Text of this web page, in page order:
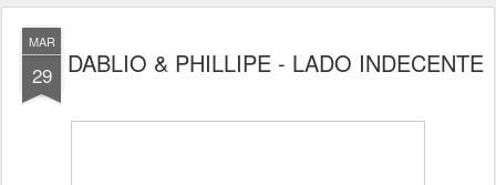
MAR
29 DABLIO & PHILLIPE - LADO INDECENTE